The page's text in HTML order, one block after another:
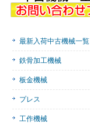
最新入荷中古機械一覧
鉄骨加工機械
板金機械
プレス
工作機械